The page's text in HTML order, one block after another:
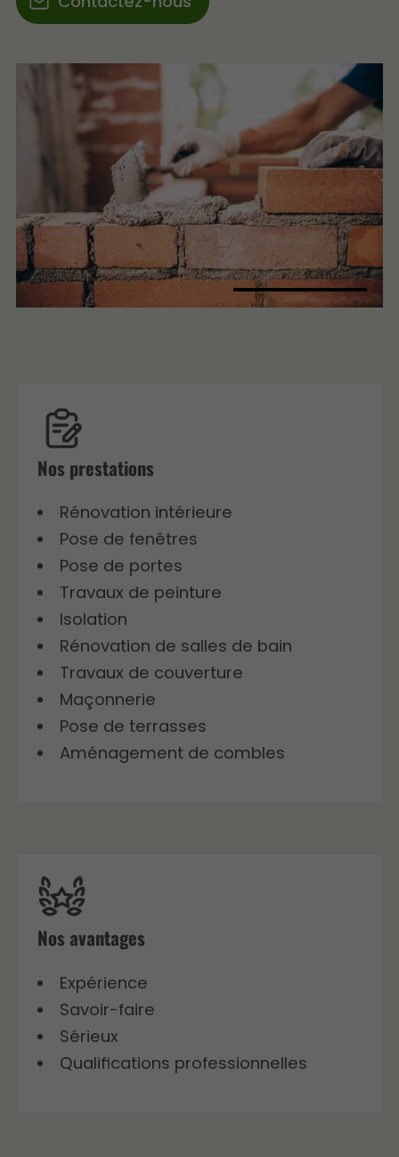
Nos prestations
Rénovation intérieure
Pose de fenêtres
Pose de portes
Travaux de peinture
Isolation
Rénovation de salles de bain
Travaux de couverture
Maçonnerie
Pose de terrasses
Aménagement de combles
Nos avantages
Expérience
Savoir-faire
Sérieux
Qualifications professionnelles